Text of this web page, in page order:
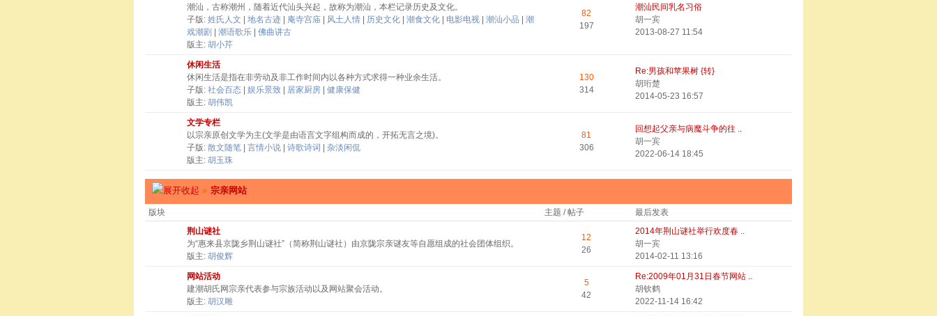
潮汕，古称潮州，随着近代汕头兴起，故称为潮汕，本栏记录历史及文化。
子版: 姓氏人文 地名古迹 庵寺宫庙 风土人情 历史文化 潮食文化 电影电视 潮汕小品
潮
戏潮剧
潮语歌乐
佛曲讲古
版主: 胡小芹
82
197
潮汕民间乳名习俗
胡一宾
2013-08-27 11:54
休闲生活
休闲生活是指在非劳动及非工作时间内以各种方式求得一种业余生活。
子版: 社会百态 娱乐景致 居家厨房
健康保健
版主: 胡伟凯
130
314
Re:男孩和苹果树 {转}
胡珩楚
2014-05-23 16:57
文学专栏
以宗亲原创文学为主(文学是由语言文字组构而成的，开拓无言之境)。
子版: 散文随笔 言情小说 诗歌诗词
杂淡闲侃
版主: 胡玉珠
81
306
回想起父亲与病魔斗争的往 ..
胡一宾
2022-06-14 18:45
» 宗亲网站
版块 主题 / 帖子
最后发表
荆山谜社
为“惠来县京陇乡荆山谜社”（简称荆山谜社）由京陇宗亲谜友等自愿组成的社会团体组织。
版主: 胡俊辉
12
26
2014年荆山谜社举行欢度春 ..
胡一宾
2014-02-11 13:16
网站活动
建潮胡氏网宗亲代表参与宗族活动以及网站聚会活动。
版主: 胡汉雕
5
42
Re:2009年01月31日春节网站 ..
胡钦鹤
2022-11-14 16:42